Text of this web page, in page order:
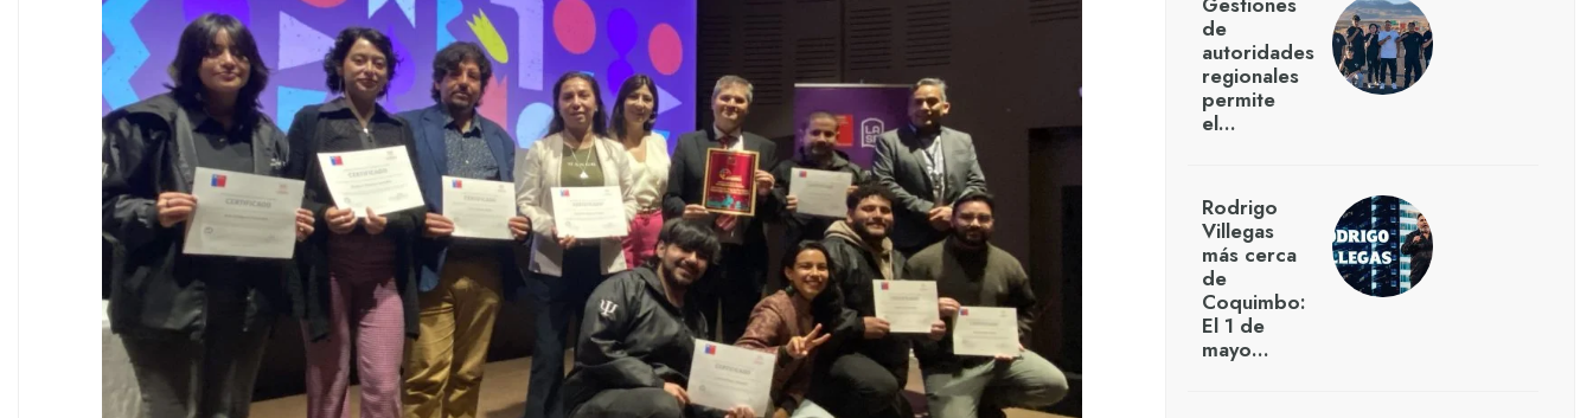
de
autoridades
regionales
permite
el…
Rodrigo
Villegas
más cerca
de
Coquimbo:
El 1 de
mayo…